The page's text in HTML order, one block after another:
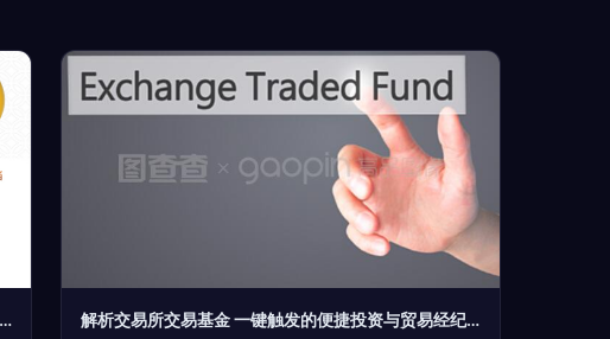
推动全球资本流动与商业合作的双引擎 解析交易所交易基金 一键触发的便捷投资与贸易经纪的关键作用